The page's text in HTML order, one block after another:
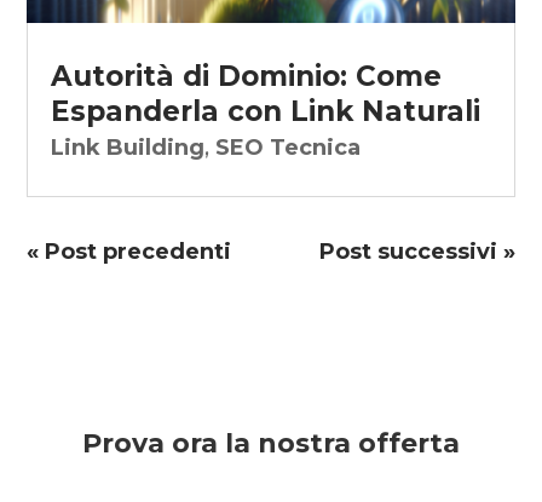
Autorità di Dominio: Come
Espanderla con Link Naturali
Link Building, SEO Tecnica
« Post precedenti Post successivi »
Prova ora la nostra offerta